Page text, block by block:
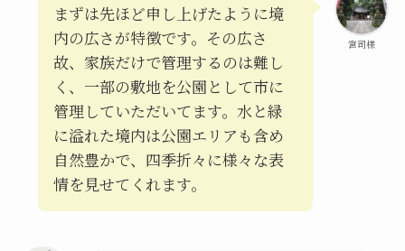
宮司様
まずは先ほど申し上げたように境
内の広さが特徴です。その広さ
故、家族だけで管理するのは難し
く、一部の敷地を公園として市に
管理していただいてます。水と緑
に溢れた境内は公園エリアも含め
自然豊かで、四季折々に様々な表
情を見せてくれます。